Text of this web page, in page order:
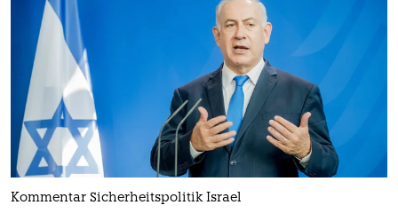
Kommentar Sicherheitspolitik Israel